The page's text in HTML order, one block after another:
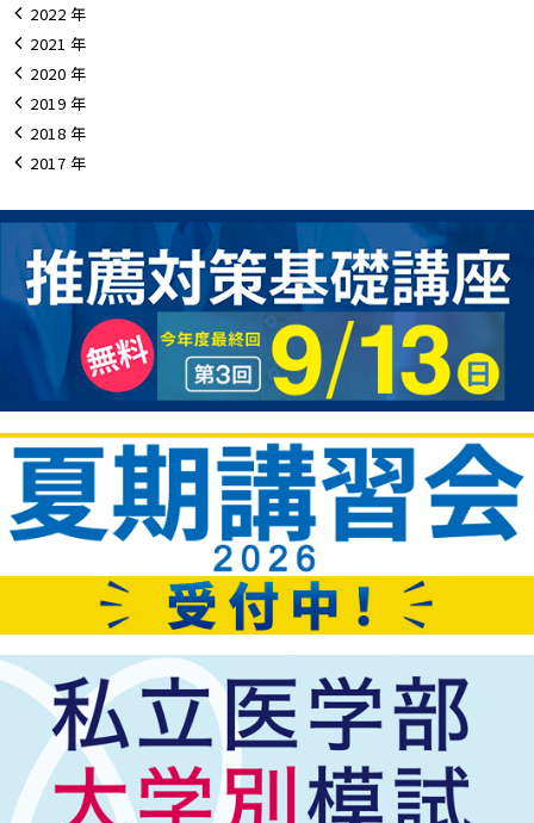
2022
2021
2020
2019
2018
2017